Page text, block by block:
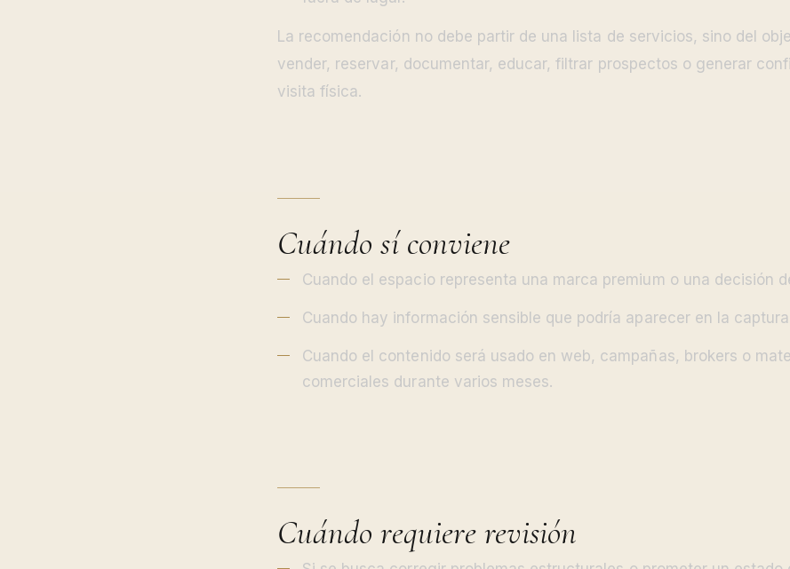
La recomendación no debe partir de una lista de servicios, sino del
vender, reservar, documentar, educar, filtrar prospectos o generar
visita física.
Cuándo sí conviene
Cuando el espacio representa una marca premium o una decisión
Cuando hay información sensible que podría aparecer en la
Cuando el contenido será usado en web, campañas, brokers o
comerciales durante varios meses.
Cuándo requiere revisión